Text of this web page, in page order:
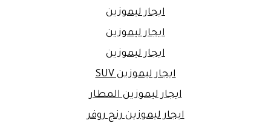
ايجار ليموزين
ايجار ليموزين
ايجار ليموزين
ايجار ليموزين SUV
ايجار ليموزين المطار
ايجار ليموزين رنج روفر